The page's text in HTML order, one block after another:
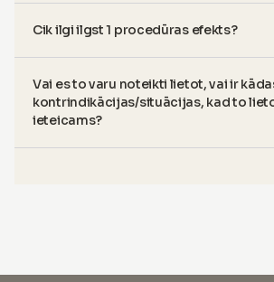
Cik ilgi ilgst 1 procedūras efekts?
Vai es to varu noteikti lietot, vai ir
kontrindikācijas/situācijas, kad to
ieteicams?